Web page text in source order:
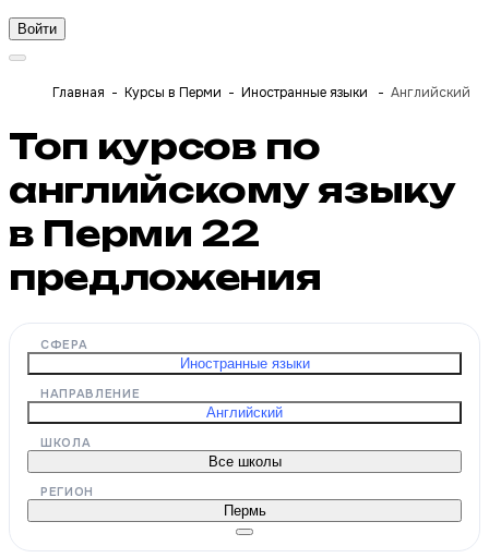
Войти
Главная Курсы в Перми Иностранные языки Английский
Топ курсов по
английскому языку
в Перми 22
предложения
СФЕРА
Иностранные языки
НАПРАВЛЕНИЕ
Английский
ШКОЛА
Все школы
РЕГИОН
Пермь